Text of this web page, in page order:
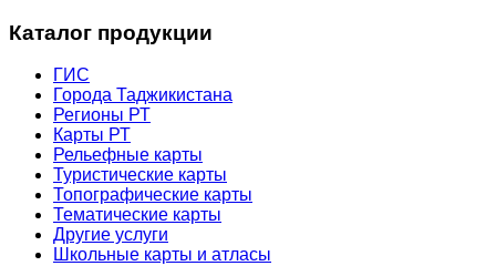
Каталог продукции
ГИС
Города Таджикистана
Регионы РТ
Карты РТ
Рельефные карты
Туристические карты
Топографические карты
Тематические карты
Другие услуги
Школьные карты и атласы